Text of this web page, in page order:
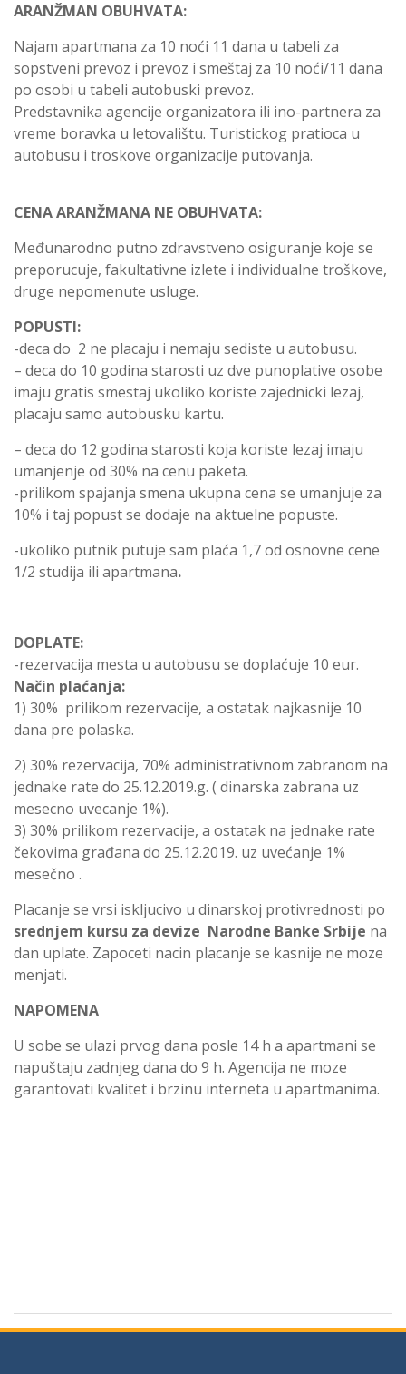
ARANŽMAN OBUHVATA:
Najam apartmana za 10 noći 11 dana u tabeli za
sopstveni prevoz i prevoz i smeštaj za 10 noći/11 dana
po osobi u tabeli autobuski prevoz.
Predstavnika agencije organizatora ili ino-partnera za
vreme boravka u letovalištu. Turistickog pratioca u
autobusu i troskove organizacije putovanja.
CENA ARANŽMANA NE OBUHVATA:
Međunarodno putno zdravstveno osiguranje koje se
preporucuje, fakultativne izlete i individualne troškove,
druge nepomenute usluge.
POPUSTI:
-deca do 2 ne placaju i nemaju sediste u autobusu.
– deca do 10 godina starosti uz dve punoplative osobe
imaju gratis smestaj ukoliko koriste zajednicki lezaj,
placaju samo autobusku kartu.
– deca do 12 godina starosti koja koriste lezaj imaju
umanjenje od 30% na cenu paketa.
-prilikom spajanja smena ukupna cena se umanjuje za
10% i taj popust se dodaje na aktuelne popuste.
-ukoliko putnik putuje sam plaća 1,7 od osnovne cene
1/2 studija ili apartmana.
DOPLATE:
-rezervacija mesta u autobusu se doplaćuje 10 eur.
Način plaćanja:
1) 30% prilikom rezervacije, a ostatak najkasnije 10
dana pre polaska.
2) 30% rezervacija, 70% administrativnom zabranom na
jednake rate do 25.12.2019.g. ( dinarska zabrana uz
mesecno uvecanje 1%).
3) 30% prilikom rezervacije, a ostatak na jednake rate
čekovima građana do 25.12.2019. uz uvećanje 1%
mesečno .
Placanje se vrsi iskljucivo u dinarskoj protivrednosti po
srednjem kursu za devize Narodne Banke Srbije na
dan uplate. Zapoceti nacin placanje se kasnije ne moze
menjati.
NAPOMENA
U sobe se ulazi prvog dana posle 14 h a apartmani se
napuštaju zadnjeg dana do 9 h. Agencija ne moze
garantovati kvalitet i brzinu interneta u apartmanima.